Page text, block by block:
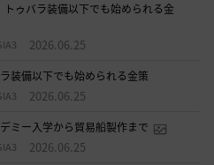
ゥバラ装備以下でも始められる金
2026.06.25
装備以下でも始められる金策
2026.06.25
ミー入学から貿易船製作まで
2026.06.25